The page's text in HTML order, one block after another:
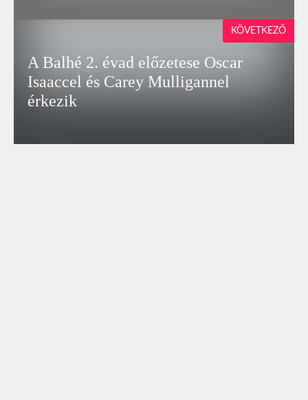
A Balhé 2. évad előzetese Oscar
Isaaccel és Carey Mulligannel
érkezik
KÖVETKEZŐ